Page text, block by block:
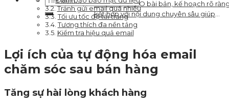
nghiệp
Chiến lược SEO bài bản, kế hoạch rõ
kết hợp với nội dung chuyên sâu giúp
khách hàng dễ dàng tìm kiếm được
website và các kênh truyền thông của
Tránh gửi email quá nhiều
Tối ưu tốc độ tải trang
Tương thích đa nền tảng
Kiểm tra hiệu quả email
Lợi ích của tự động hóa email
chăm sóc sau bán hàng
Tăng sự hài lòng khách hàng